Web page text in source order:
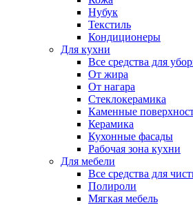
Нубук
Текстиль
Кондиционеры
Для кухни
Все средства для
От жира
От нагара
Стеклокерамика
Каменные
Керамика
Кухонные фасады
Рабочая зона кухни
Для мебели
Все средства для
Полироли
Мягкая мебель